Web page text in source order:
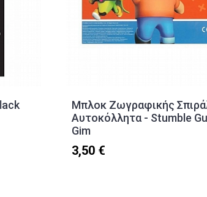
Μπλοκ Ζωγραφικής
Αυτοκόλλητα - Stumble
Gim
3,50 €